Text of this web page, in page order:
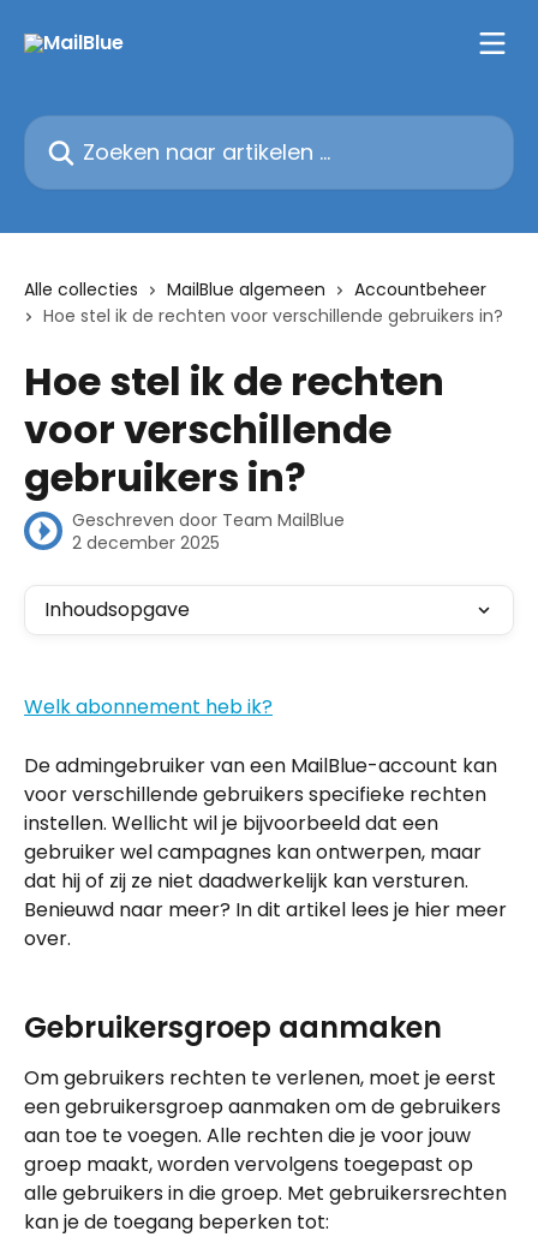
Zoeken naar artikelen ...
Alle collecties MailBlue algemeen
Accountbeheer
Hoe stel ik de rechten voor verschillende gebruikers in?
Hoe stel ik de rechten
voor verschillende
gebruikers in?
Geschreven door Team MailBlue
2 december 2025
Inhoudsopgave
Welk abonnement heb ik?
De admingebruiker van een MailBlue-account kan
voor verschillende gebruikers specifieke rechten
instellen. Wellicht wil je bijvoorbeeld dat een
gebruiker wel campagnes kan ontwerpen, maar
dat hij of zij ze niet daadwerkelijk kan versturen.
Benieuwd naar meer? In dit artikel lees je hier meer
over.
Gebruikersgroep aanmaken
Om gebruikers rechten te verlenen, moet je eerst
een gebruikersgroep aanmaken om de gebruikers
aan toe te voegen. Alle rechten die je voor jouw
groep maakt, worden vervolgens toegepast op
alle gebruikers in die groep. Met gebruikersrechten
kan je de toegang beperken tot: